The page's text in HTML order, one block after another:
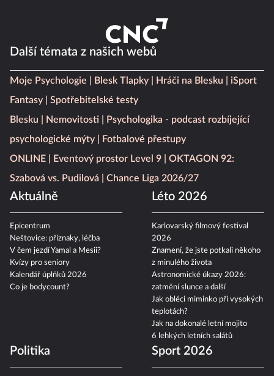
Další témata z našich webů
Moje Psychologie Blesk Tlapky Hráči na Blesku
iSport
Fantasy
Spotřebitelské testy
Blesku
Nemovitosti
Psychologika - podcast rozbíjející
psychologické mýty
Fotbalové přestupy
ONLINE
Eventový prostor Level 9
OKTAGON 92:
Szabová vs. Pudilová
Chance Liga 2026/27
Aktuálně
Epicentrum
Neštovice: příznaky, léčba
V čem jezdí Yamal a Mesii?
Kvízy pro seniory
Kalendář úplňků 2026
Co je bodycount?
Léto 2026
Karlovarský filmový festival
2026
Znamení, že jste potkali někoho
z minulého života
Astronomické úkazy 2026:
zatmění slunce a další
Jak obléci miminko při vysokých
teplotách?
Jak na dokonalé letní mojito
6 lehkých letních salátů
Politika Sport 2026